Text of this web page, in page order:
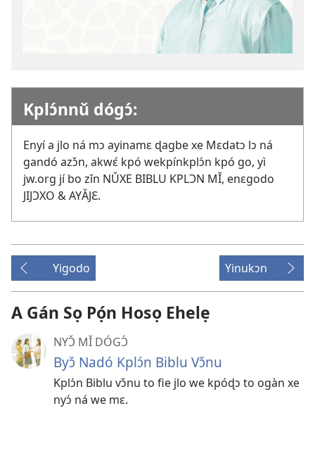
Kplɔ́nnǔ dógɔ́:
Enyí a jlo ná mɔ ayinamɛ ɖagbe xe Mɛdatɔ lɔ ná
gandó azɔ̌n, akwɛ́ kpó wekpínkplɔ́n kpó go, yì
jw.org jí bo zǐn NǓXE BIBLU KPLƆN MǏ, enɛgodo
JIJƆXO & AYǍJƐ.
Yigodo Yinukɔn
A Gán Sọ Pọ́n Hosọ Ehelẹ
NYƆ̌ MǏ DÓGƆ́
Byɔ̌ Nadó Kplɔ́n Biblu Vɔ̌nu
Kplɔ́n Biblu vɔ̌nu to fie jlo we kpóɖɔ to ogàn xe
nyɔ́ ná we mɛ.